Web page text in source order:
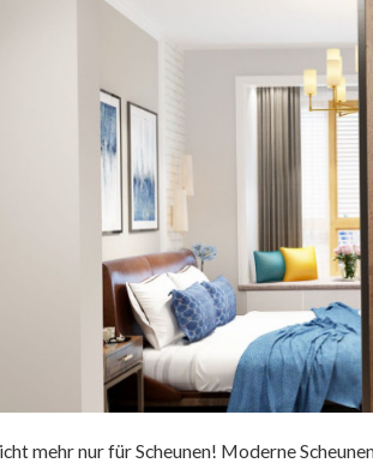
mehr nur für Scheunen! Moderne